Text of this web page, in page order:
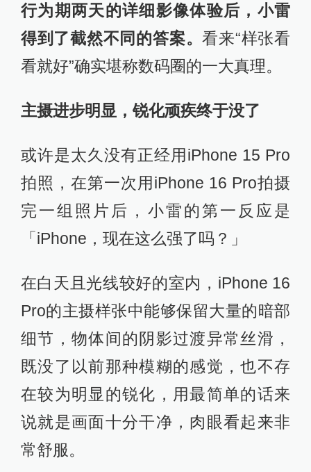
行为期两天的详细影像体验后，小雷
得到了截然不同的答案。看来“样张看
看就好”确实堪称数码圈的一大真理。
主摄进步明显，锐化顽疾终于没了
或许是太久没有正经用iPhone 15 Pro
拍照，在第一次用iPhone 16 Pro拍摄
完一组照片后，小雷的第一反应是
「iPhone，现在这么强了吗？」
在白天且光线较好的室内，iPhone 16
Pro的主摄样张中能够保留大量的暗部
细节，物体间的阴影过渡异常丝滑，
既没了以前那种模糊的感觉，也不存
在较为明显的锐化，用最简单的话来
说就是画面十分干净，肉眼看起来非
常舒服。